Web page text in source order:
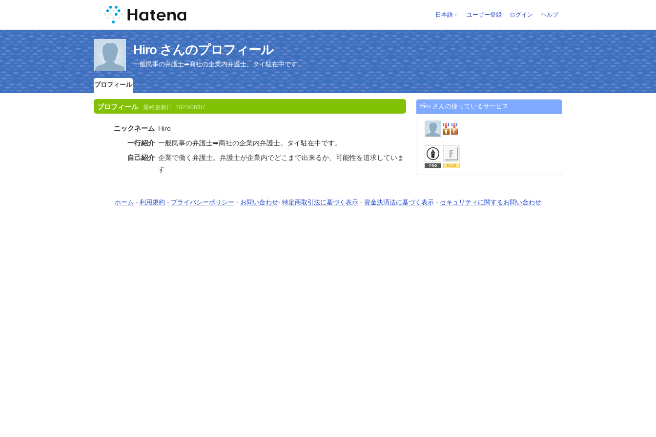
日本語 ユーザー登録 ログイン ヘルプ
Hiro さんのプロフィール
一般民事の弁護士➡商社の企業内弁護士。タイ駐在中です。
プロフィール
プロフィール 最終更新日: 2023/06/07
ニックネーム Hiro
一行紹介 一般民事の弁護士➡商社の企業内弁護士。タイ駐在中です。
自己紹介 企業で働く弁護士。弁護士が企業内でどこまで出来るか、可能性を追求していま
す
Hiro さんの使っているサービス
ホーム - 利用規約 - プライバシーポリシー - お問い合わせ- 特定商取引法に基づく表示 - 資金決済法に基づく表示 - セキュリティに関するお問い合わせ